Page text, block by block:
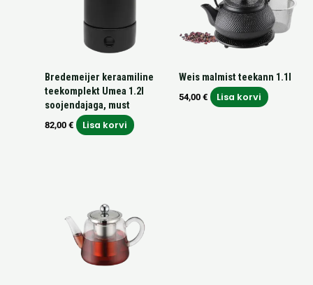
Bredemeijer keraamiline
teekomplekt Umea 1.2l
soojendajaga, must
82,00 € Lisa korvi
Weis malmist teekann 1.1l
54,00 € Lisa korvi